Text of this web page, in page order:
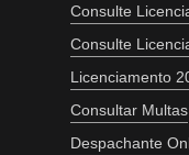
Consulte
Consulte
Licenciamento
Consultar Multas
Despachante